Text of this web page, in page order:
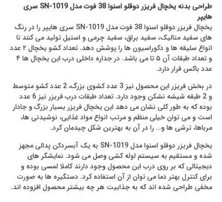
طراحی بدنه یخچال فریزر دوقلو اسنوا 38 فوت مدل SN-1019 سری
هایپر
یخچال فریزر دوقلو اسنوا 38 فوت مدل SN-1019 سری هایپر را در رنگ
های سفید متالیک، سفید براق، سفید چرمی و استیل تولید می کنند تا
انواع سلیقه ها و دکوراسیون ها را پوشش دهد. تعداد کشو یخچال ۲ عدد
و تعداد طبقات آن ۵ تا می باشد. در جداره داخلی درب این یخچال ها ۴
عدد باکس قرار دارد.
در بخش فریزر این محصول نیز 3 عدد کشوی بزرگ، 2 عدد کشو متوسط
و 2 طبقه شیشه نشکن وجود دارد. تعداد طبقات درب فریزر نیز 6 عدد
بوده که به طور کلی نشان می دهد این یخچال فریزر بسیار بزرگ و جادار
است و می توان خیلی منظم و مرتب انواع مواد غذایی، نوشیدنی ها،
مرباها، ترشی ها و… را در آن به بهترین شکل چیدمان کرد.
یخچال فریزر دوقلو اسنوا مدل SN-1019 به یک آبسردکن پدالی مجهز
شده و مستقیم به سیستم لوله کشی وصل می شود. نمایشگر های
دیجیتالی که بر روی درب این محصول وجود دارند کاملا لمسی بوده و
برای کنترل بهتر دما می توان از آن استفاده کرد. دستگیره ها به صورت
مخفی طراحی شده اند که به جذابیت هر چه بیشتر محصول افزوده اند.